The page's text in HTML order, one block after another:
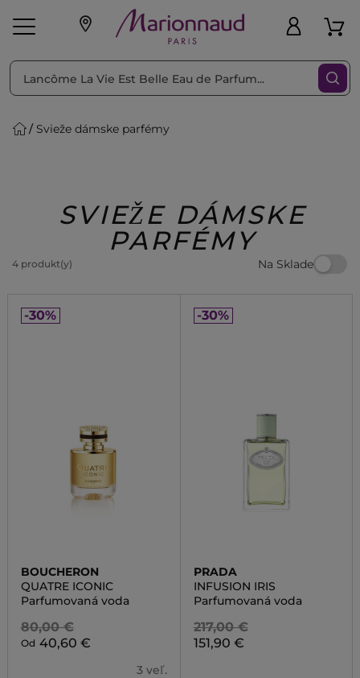
pleť Líčenie Vône
Beauty
Svieže dámske parfémy
SVIEŽE DÁMSKE
PARFÉMY
4 produkt(y) Na Sklade
Triediť podľa Filtrovať
-30%
BOUCHERON
QUATRE ICONIC
Parfumovaná voda
80,00 €
Od 40,60 €
3 veľ.
-30%
PRADA
INFUSION IRIS
Parfumovaná voda
217,00 €
151,90 €